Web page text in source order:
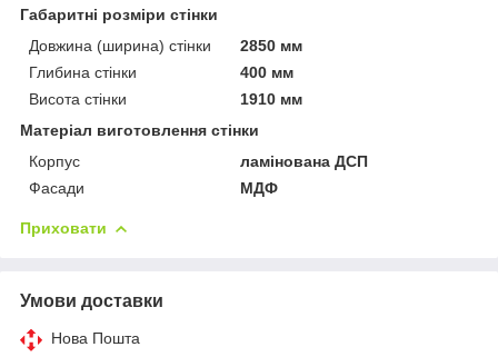
Габаритні розміри стінки
Довжина (ширина) стінки
2850 мм
Глибина стінки
400 мм
Висота стінки
1910 мм
Матеріал виготовлення стінки
Корпус
ламінована ДСП
Фасади
МДФ
Приховати
Умови доставки
Нова Пошта